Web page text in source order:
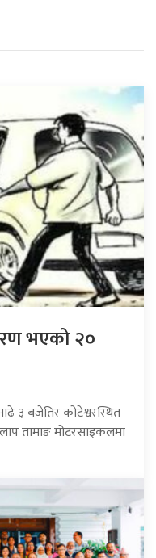
भएको २०
३ बजेतिर कोटेश्वरस्थित
तामाङ मोटरसाइकलमा